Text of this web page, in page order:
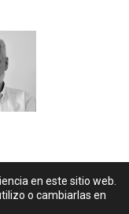
en este sitio web.
o cambiarlas en